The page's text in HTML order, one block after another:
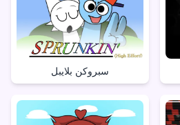
سبروكن بلايبل